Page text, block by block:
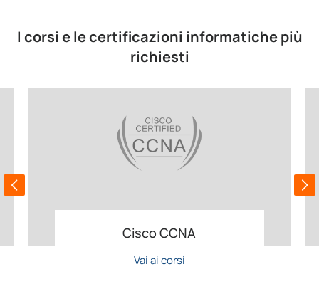
I corsi e le certificazioni informatiche più
richiesti
Cisco CCNA
Vai ai corsi